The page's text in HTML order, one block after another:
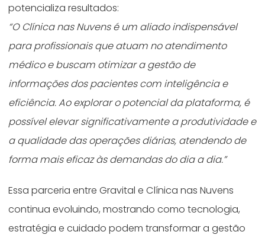
potencializa resultados:
“O Clínica nas Nuvens é um aliado indispensável
para profissionais que atuam no atendimento
médico e buscam otimizar a gestão de
informações dos pacientes com inteligência e
eficiência. Ao explorar o potencial da plataforma, é
possível elevar significativamente a produtividade e
a qualidade das operações diárias, atendendo de
forma mais eficaz às demandas do dia a dia.”
Essa parceria entre Gravital e Clínica nas Nuvens
continua evoluindo, mostrando como tecnologia,
estratégia e cuidado podem transformar a gestão